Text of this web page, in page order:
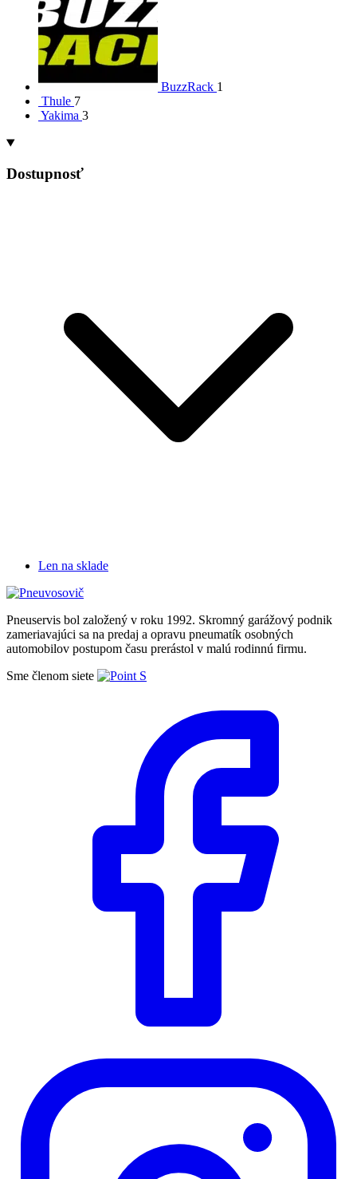
BuzzRack 1
Thule 7
Yakima 3
Dostupnosť
Len na sklade
Pneuservis bol založený v roku 1992. Skromný garážový podnik
zameriavajúci sa na predaj a opravu pneumatík osobných
automobilov postupom času prerástol v malú rodinnú firmu.
Sme členom siete